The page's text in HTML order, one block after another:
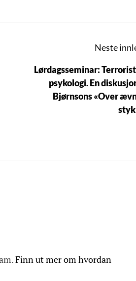
Neste
Lørdagsseminar:
psykologi. En
Bjørnsons «Over
Finn ut mer om hvordan